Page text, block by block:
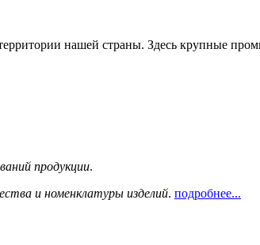
нашей страны. Здесь крупные
продукции.
и номенклатуры изделий. подробнее...